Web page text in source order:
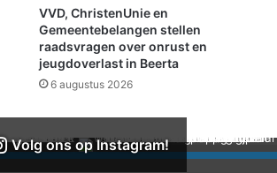
VVD, ChristenUnie en
Gemeentebelangen stellen
raadsvragen over onrust en
jeugdoverlast in Beerta
6 augustus 2026
Volg ons op Instagram!